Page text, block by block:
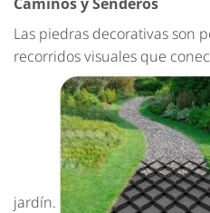
Las piedras decorativas son
recorridos visuales que
jardín.